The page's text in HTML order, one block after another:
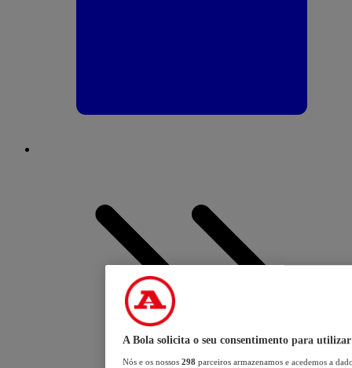
A Bola solicita o seu consentimento para utilizar
Nós e os nossos 298 parceiros armazenamos e acedemos a